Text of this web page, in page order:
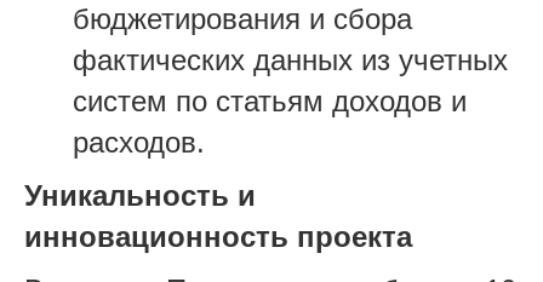
бюджетирования и сбора
фактических данных из учетных
систем по статьям доходов и
расходов.
Уникальность и
инновационность проекта